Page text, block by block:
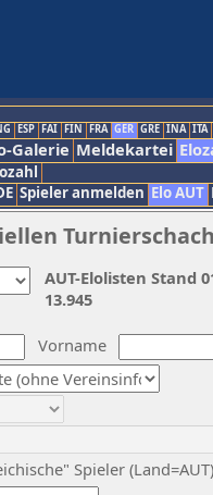
ESP FAI FIN FRA GER GRE INA ITA
Galerie Meldekartei
Spieler anmelden Elo AUT
Vorname
Spieler (Land=AUT)
AUT-Elolisten Stand
13.945